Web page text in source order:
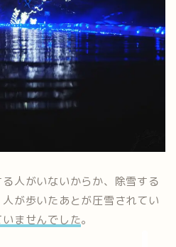
人がいないからか、除雪する
が歩いたあとが圧雪されてい
ませんでした。
お問い合わせ
北海道旅行